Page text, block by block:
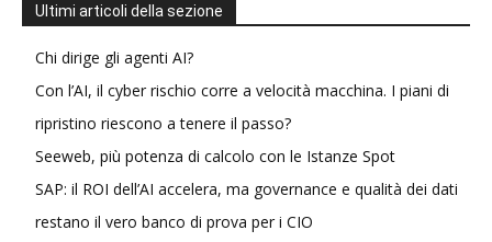
Ultimi articoli della sezione
Chi dirige gli agenti AI?
Con l’AI, il cyber rischio corre a velocità macchina. I piani di
ripristino riescono a tenere il passo?
Seeweb, più potenza di calcolo con le Istanze Spot
SAP: il ROI dell’AI accelera, ma governance e qualità dei dati
restano il vero banco di prova per i CIO